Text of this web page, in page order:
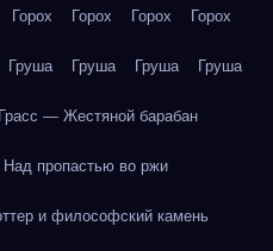
Горох Горох Горох Горох
Груша Груша Груша Груша
— Жестяной барабан
пропастью во ржи
и философский камень